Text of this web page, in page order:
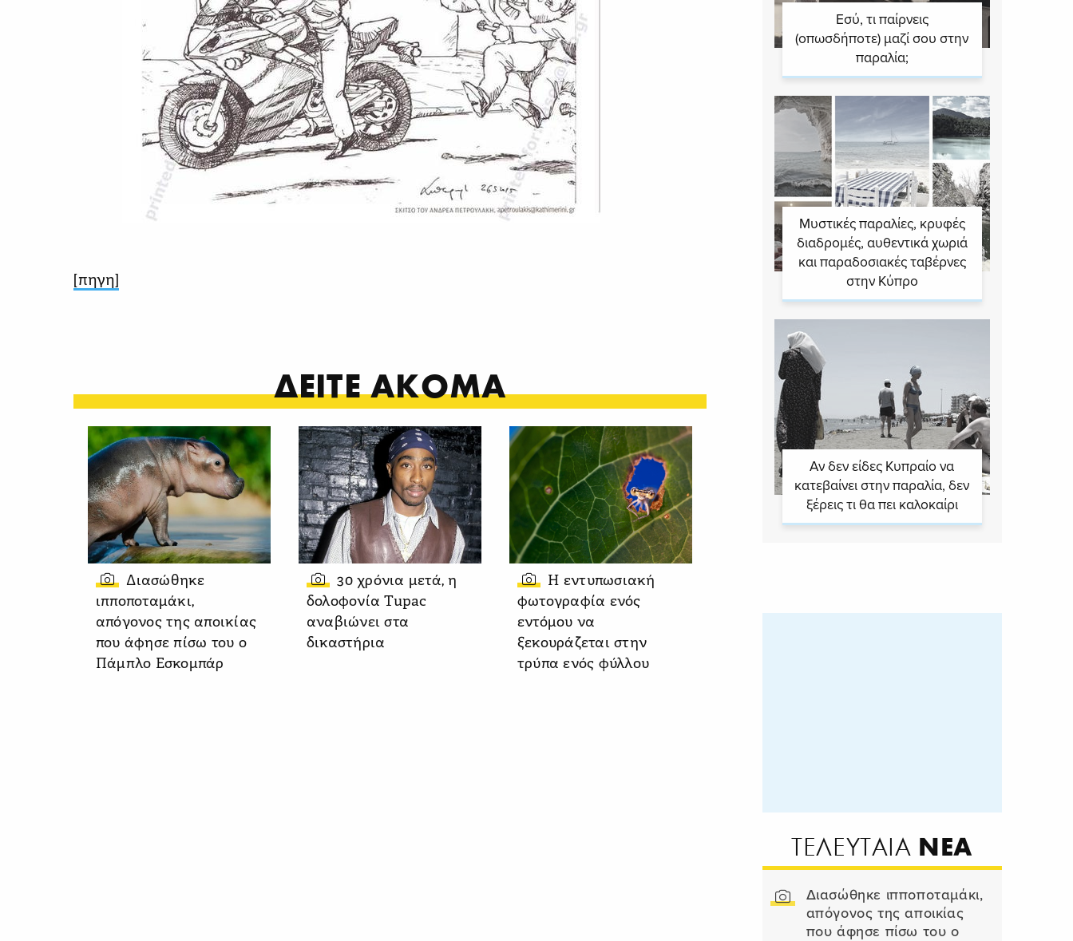
[πηγη]
ΔΕΙΤΕ ΑΚΟΜΑ
Διασώθηκε
ιπποποταμάκι,
απόγονος της αποικίας
που άφησε πίσω του ο
Πάμπλο Εσκομπάρ
30 χρόνια μετά, η
δολοφονία Tupac
αναβιώνει στα
δικαστήρια
Η εντυπωσιακή
φωτογραφία ενός
εντόμου να
ξεκουράζεται στην
τρύπα ενός φύλλου
Εσύ, τι παίρνεις
(οπωσδήποτε) μαζί σου στην
παραλία;
Μυστικές παραλίες, κρυφές
διαδρομές, αυθεντικά χωριά
και παραδοσιακές ταβέρνες
στην Κύπρο
Αν δεν είδες Κυπραίο να
κατεβαίνει στην παραλία, δεν
ξέρεις τι θα πει καλοκαίρι
ΤΕΛΕΥΤΑΙΑ ΝΕΑ
Διασώθηκε ιπποποταμάκι,
απόγονος της αποικίας
που άφησε πίσω του ο